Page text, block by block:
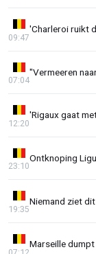
'Charleroi ruikt
09:47
"Vermeeren
07:04
'Rigaux gaat
12:20
Ontknoping
23:10
Niemand ziet
19:35
Marseille